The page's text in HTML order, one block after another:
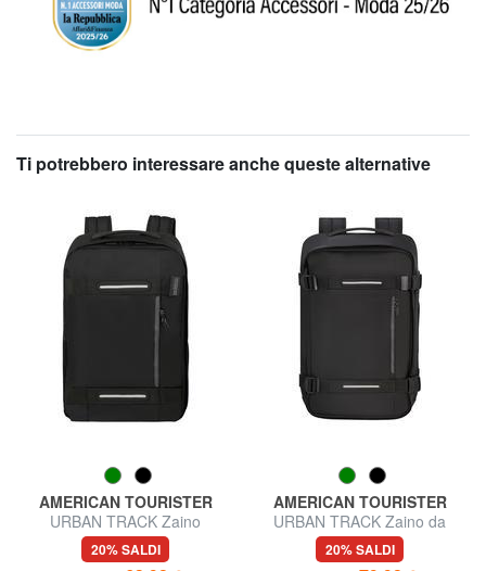
Ti potrebbero interessare anche queste alternative
AMERICAN TOURISTER
URBAN TRACK Zaino
underseater ok Ryanair
20% SALDI
AMERICAN TOURISTER
URBAN TRACK Zaino da
viaggio
20% SALDI